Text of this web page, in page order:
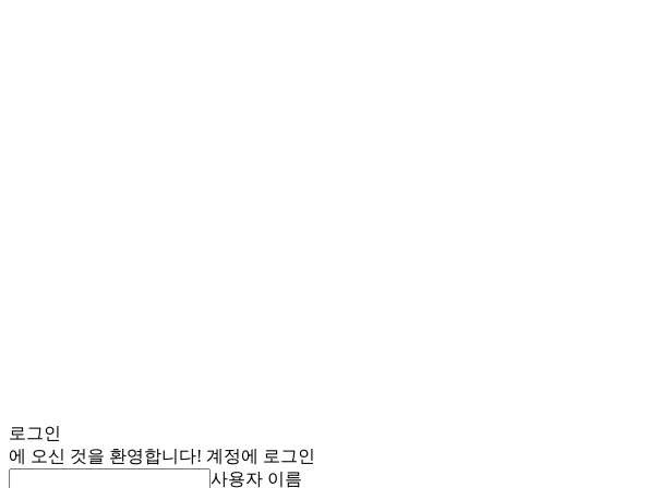
로그인
에 오신 것을 환영합니다! 계정에 로그인
사용자 이름